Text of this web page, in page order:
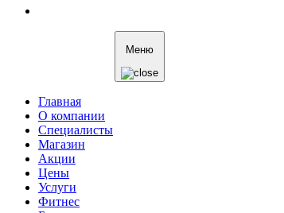
Меню
Главная
О компании
Специалисты
Магазин
Акции
Цены
Услуги
Фитнес